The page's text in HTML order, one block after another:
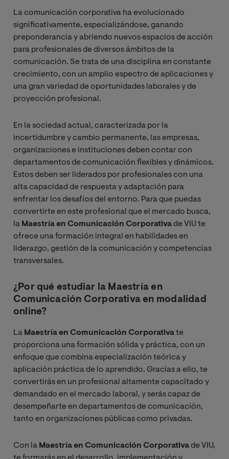
La comunicación corporativa ha evolucionado
significativamente, especializándose, ganando
preponderancia y abriendo nuevos espacios de acción
para profesionales de diversos ámbitos de la
comunicación. Se trata de una disciplina en constante
crecimiento, con un amplio espectro de aplicaciones y
una gran variedad de oportunidades laborales y de
proyección profesional.
En la sociedad actual, caracterizada por la
incertidumbre y cambio permanente, las empresas,
organizaciones e instituciones deben contar con
departamentos de comunicación flexibles y dinámicos.
Estos deben ser liderados por profesionales con una
alta capacidad de respuesta y adaptación para
enfrentar los desafíos del entorno. Para que puedas
convertirte en este profesional que el mercado busca,
la Maestría en Comunicación Corporativade VIU te
ofrece una formación integral en habilidades en
liderazgo, gestión de la comunicación y competencias
transversales.
¿Por qué estudiar la Maestría en
Comunicación Corporativa en modalidad
online?
La Maestría en Comunicación Corporativate
proporciona una formación sólida y práctica, con un
enfoque que combina especialización teórica y
aplicación práctica de lo aprendido. Gracias a ello, te
convertirás en un profesional altamente capacitado y
demandado en el mercado laboral, y serás capaz de
desempeñarte en departamentos de comunicación,
tanto en organizaciones públicas como privadas.
Con la Maestría en Comunicación Corporativade VIU,